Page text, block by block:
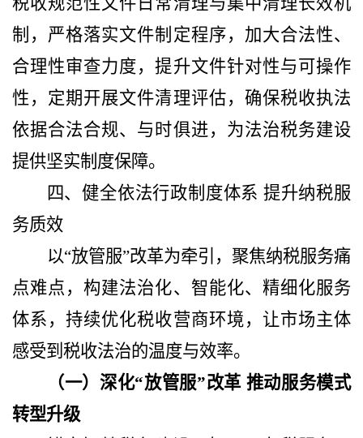
制，严格落实文件制定程序，加大合法性、
合理性审查力度，提升文件针对性与可操作
性，定期开展文件清理评估，确保税收执法
依据合法合规、与时俱进，为法治税务建设
提供坚实制度保障。
四、健全依法行政制度体系 提升纳税服
务质效
以“放管服”改革为牵引，聚焦纳税服务痛
点难点，构建法治化、智能化、精细化服务
体系，持续优化税收营商环境，让市场主体
感受到税收法治的温度与效率。
（一）深化“放管服”改革 推动服务模式
转型升级